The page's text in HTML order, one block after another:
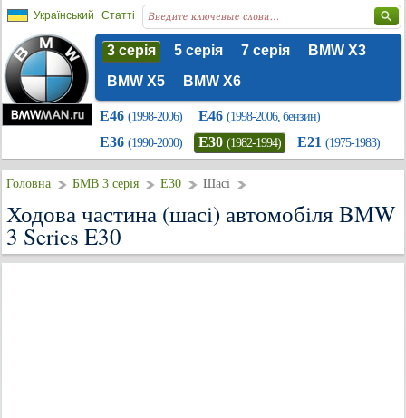
Український Статті
3 серія 5 серія 7 серія
BMW X3
BMW X5
BMW X6
E46 (1998-2006) E46 (1998-2006, бензин)
E36 (1990-2000) E30 (1982-1994) E21 (1975-1983)
Головна БМВ 3 серія E30 Шасі
Ходова частина (шасі) автомобіля BMW
3 Series E30